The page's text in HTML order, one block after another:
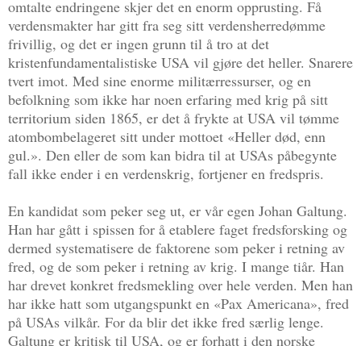
omtalte endringene skjer det en enorm opprusting. Få
verdensmakter har gitt fra seg sitt verdensherredømme
frivillig, og det er ingen grunn til å tro at det
kristenfundamentalistiske USA vil gjøre det heller. Snarere
tvert imot. Med sine enorme militærressurser, og en
befolkning som ikke har noen erfaring med krig på sitt
territorium siden 1865, er det å frykte at USA vil tømme
atombombelageret sitt under mottoet «Heller død, enn
gul.». Den eller de som kan bidra til at USAs påbegynte
fall ikke ender i en verdenskrig, fortjener en fredspris.
En kandidat som peker seg ut, er vår egen Johan Galtung.
Han har gått i spissen for å etablere faget fredsforsking og
dermed systematisere de faktorene som peker i retning av
fred, og de som peker i retning av krig. I mange tiår. Han
har drevet konkret fredsmekling over hele verden. Men han
har ikke hatt som utgangspunkt en «Pax Americana», fred
på USAs vilkår. For da blir det ikke fred særlig lenge.
Galtung er kritisk til USA, og er forhatt i den norske